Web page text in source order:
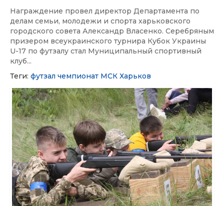
Награждение провел директор Департамента по
делам семьи, молодежи и спорта харьковского
городского совета Александр Власенко. Серебряным
призером всеукраинского турнира Кубок Украины
U-17 по футзалу стал Муниципальный спортивный
клуб...
Теги: футзал чемпионат МСК Харьков